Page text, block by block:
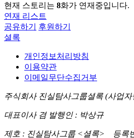
현재 스토리는 8화가 연재중입니다.
연재 리스트
공유하기
후원하기
셜록
개인정보처리방침
이용약관
이메일무단수집거부
주식회사 진실탐사그룹셜록 (사업자
대표이사 겸 발행인 : 박상규
제호 : 진실탐사그룹 <셜록> 등록